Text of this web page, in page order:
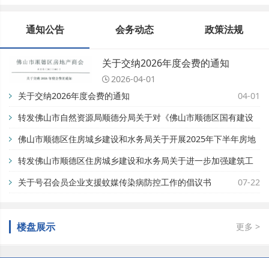
通知公告 会务动态 政策法规
关于交纳2026年度会费的通知
2026-04-01
关于交纳2026年度会费的通知
04-01
转发佛山市自然资源局顺德分局关于对《佛山市顺德区国有建设
用地开竣工管理办法》公平竞争审查征求公众意见的公告【佛自
然资顺告〔2025〕93号】
11-28
佛山市顺德区住房城乡建设和水务局关于开展2025年下半年房地
产市场专项检查的通知
08-28
转发佛山市顺德区住房城乡建设和水务局关于进一步加强建筑工
地蚊媒传染病疫情防控工作的通知
07-29
关于号召会员企业支援蚊媒传染病防控工作的倡议书 07-22
楼盘展示 更多 >
佛山市顺德区万晴房地产有限公司